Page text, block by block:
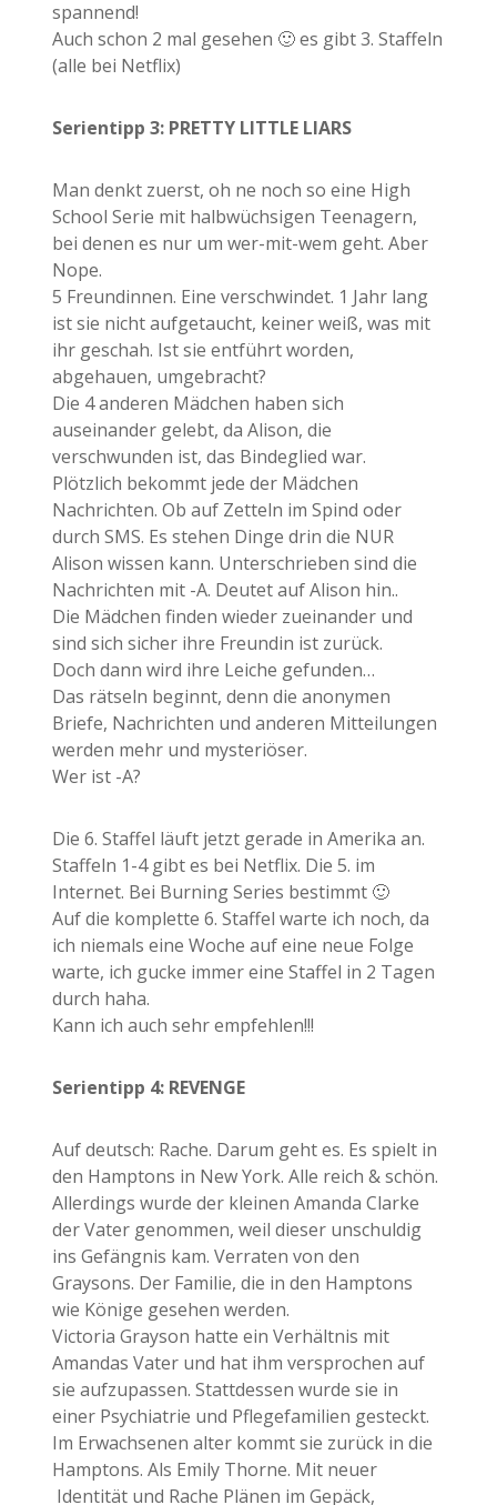
spannend!
Auch schon 2 mal gesehen 🙂 es gibt 3. Staffeln
(alle bei Netflix)
Serientipp 3: PRETTY LITTLE LIARS
Man denkt zuerst, oh ne noch so eine High
School Serie mit halbwüchsigen Teenagern,
bei denen es nur um wer-mit-wem geht. Aber
Nope.
5 Freundinnen. Eine verschwindet. 1 Jahr lang
ist sie nicht aufgetaucht, keiner weiß, was mit
ihr geschah. Ist sie entführt worden,
abgehauen, umgebracht?
Die 4 anderen Mädchen haben sich
auseinander gelebt, da Alison, die
verschwunden ist, das Bindeglied war.
Plötzlich bekommt jede der Mädchen
Nachrichten. Ob auf Zetteln im Spind oder
durch SMS. Es stehen Dinge drin die NUR
Alison wissen kann. Unterschrieben sind die
Nachrichten mit -A. Deutet auf Alison hin..
Die Mädchen finden wieder zueinander und
sind sich sicher ihre Freundin ist zurück.
Doch dann wird ihre Leiche gefunden…
Das rätseln beginnt, denn die anonymen
Briefe, Nachrichten und anderen Mitteilungen
werden mehr und mysteriöser.
Wer ist -A?
Die 6. Staffel läuft jetzt gerade in Amerika an.
Staffeln 1-4 gibt es bei Netflix. Die 5. im
Internet. Bei Burning Series bestimmt 🙂
Auf die komplette 6. Staffel warte ich noch, da
ich niemals eine Woche auf eine neue Folge
warte, ich gucke immer eine Staffel in 2 Tagen
durch haha.
Kann ich auch sehr empfehlen!!!
Serientipp 4: REVENGE
Auf deutsch: Rache. Darum geht es. Es spielt in
den Hamptons in New York. Alle reich & schön.
Allerdings wurde der kleinen Amanda Clarke
der Vater genommen, weil dieser unschuldig
ins Gefängnis kam. Verraten von den
Graysons. Der Familie, die in den Hamptons
wie Könige gesehen werden.
Victoria Grayson hatte ein Verhältnis mit
Amandas Vater und hat ihm versprochen auf
sie aufzupassen. Stattdessen wurde sie in
einer Psychiatrie und Pflegefamilien gesteckt.
Im Erwachsenen alter kommt sie zurück in die
Hamptons. Als Emily Thorne. Mit neuer
Identität und Rache Plänen im Gepäck,